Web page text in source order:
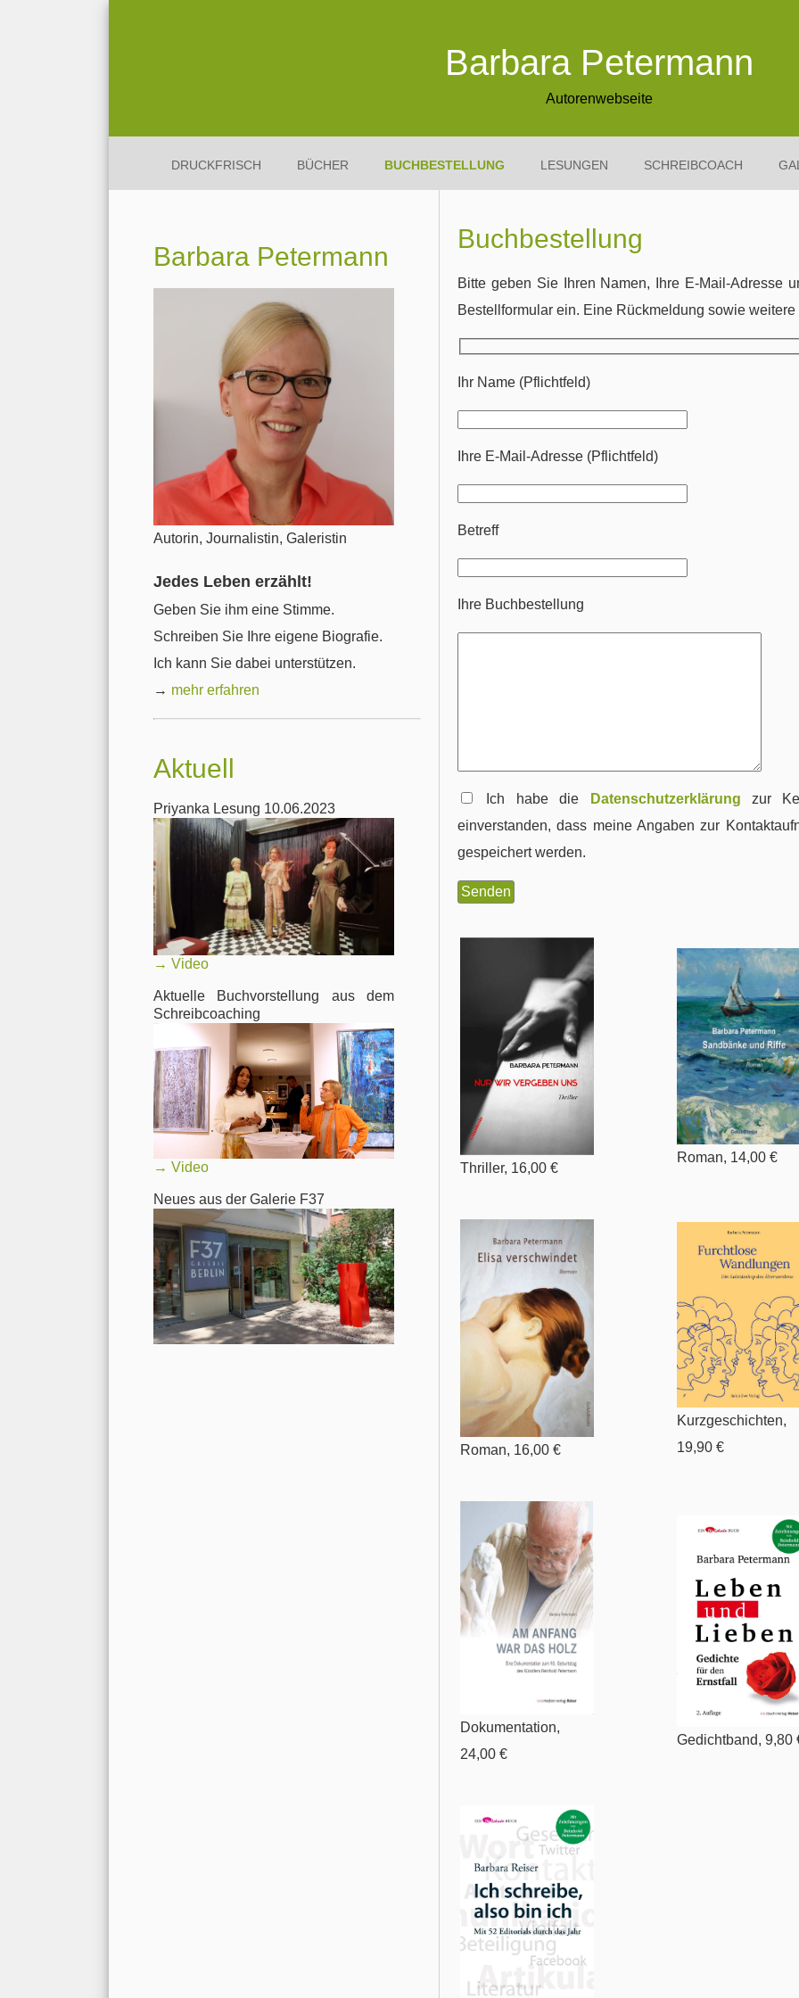
Barbara Petermann
Autorenwebseite
DRUCKFRISCH BÜCHER BUCHBESTELLUNG LESUNGEN SCHREIBCOACH
Barbara Petermann
Autorin, Journalistin, Galeristin
Jedes Leben erzählt!
Geben Sie ihm eine Stimme.
Schreiben Sie Ihre eigene Biografie.
Ich kann Sie dabei unterstützen.
→ mehr erfahren
Aktuell
Priyanka Lesung 10.06.2023
→ Video
Aktuelle Buchvorstellung aus dem
Schreibcoaching
→ Video
Neues aus der Galerie F37
Buchbestellung
Bitte geben Sie Ihren Namen, Ihre E-Mail-Adresse
Bestellformular ein. Eine Rückmeldung sowie
Ihr Name (Pflichtfeld)
Ihre E-Mail-Adresse (Pflichtfeld)
Betreff
Ihre Buchbestellung
Ich habe die Datenschutzerklärung zur
einverstanden, dass meine Angaben zur
gespeichert werden.
Thriller, 16,00 €
Roman, 14,00 €
Roman, 16,00 €
Kurzgeschichten,
19,90 €
Dokumentation,
24,00 €
Gedichtband, 9,80